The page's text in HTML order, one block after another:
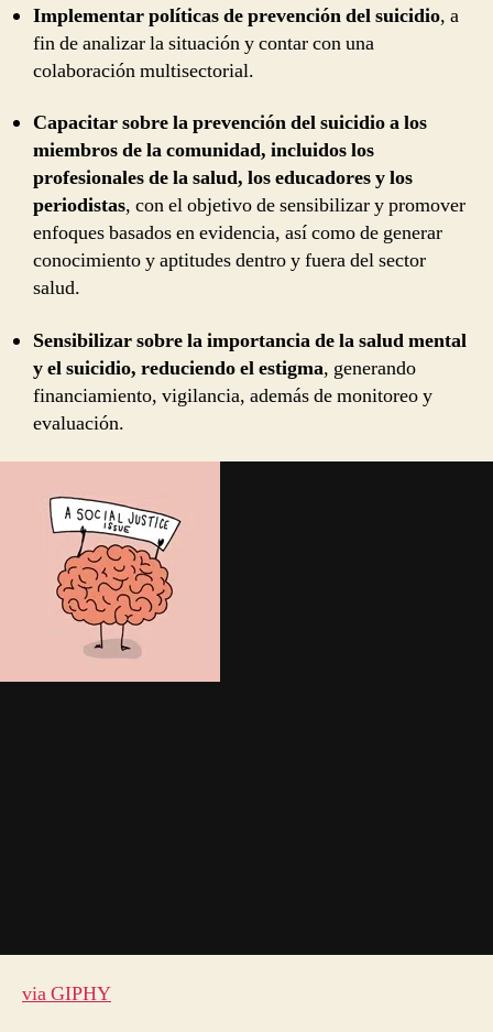
Implementar políticas de prevención del suicidio, a
fin de analizar la situación y contar con una
colaboración multisectorial.
Capacitar sobre la prevención del suicidio a los
miembros de la comunidad, incluidos los
profesionales de la salud, los educadores y los
periodistas, con el objetivo de sensibilizar y promover
enfoques basados en evidencia, así como de generar
conocimiento y aptitudes dentro y fuera del sector
salud.
Sensibilizar sobre la importancia de la salud mental
y el suicidio, reduciendo el estigma, generando
financiamiento, vigilancia, además de monitoreo y
evaluación.
via GIPHY